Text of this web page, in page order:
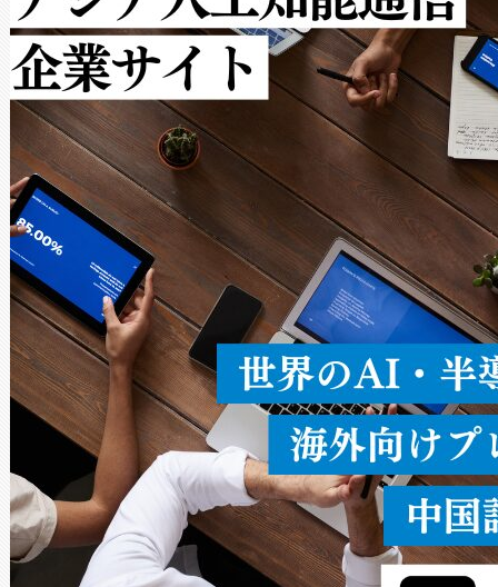
ルの変電所周囲を監視でき、
作業と点群処理を簡素化でき
Avia 2は、2種類のFOVオプシ
× 80°のノーマルモード、長
ードを切り替えて使用するこ
ることなく、単一のデバイス
うにします。遠距離まで届く
密度なスキャ […]